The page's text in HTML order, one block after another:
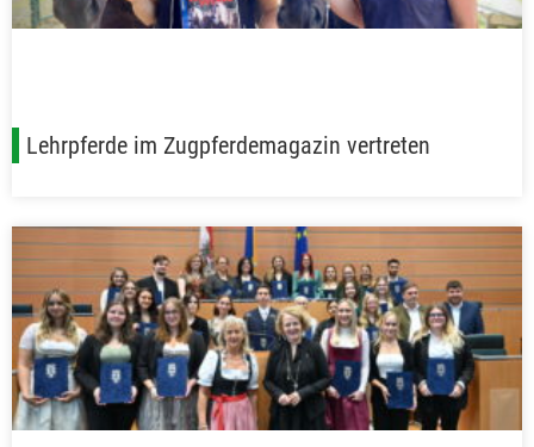
Lehrpferde im Zugpferdemagazin vertreten